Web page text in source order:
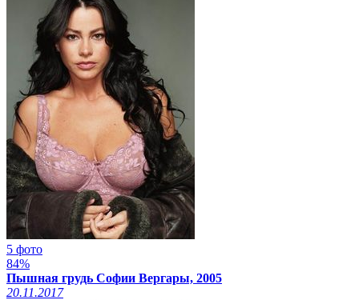
5 фото
84%
Пышная грудь Софии Вергары, 2005
20.11.2017